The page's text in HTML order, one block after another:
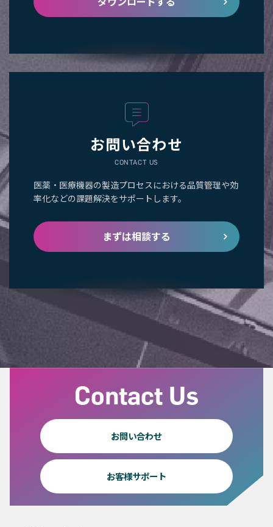
お問い合わせ
CONTACT US
医薬・医療機器の製造プロセスにおける品質管理や効
率化などの課題解決をサポートします。
まずは相談する
Contact Us
お問い合わせ
お客様サポート